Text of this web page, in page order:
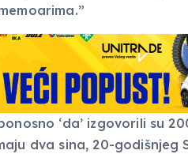
‘da’ izgovorili su
dva sina, 20-